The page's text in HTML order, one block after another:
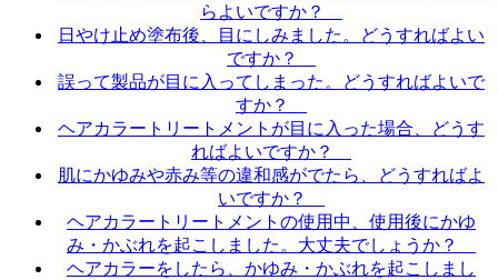
らよいですか？
日やけ止め塗布後、目にしみました。どうすればよい
ですか？
誤って製品が目に入ってしまった。どうすればよいで
すか？
ヘアカラートリートメントが目に入った場合、どうす
ればよいですか？
肌にかゆみや赤み等の違和感がでたら、どうすればよ
いですか？
ヘアカラートリートメントの使用中、使用後にかゆ
み・かぶれを起こしました。大丈夫でしょうか？
ヘアカラーをしたら、かゆみ・かぶれを起こしまし